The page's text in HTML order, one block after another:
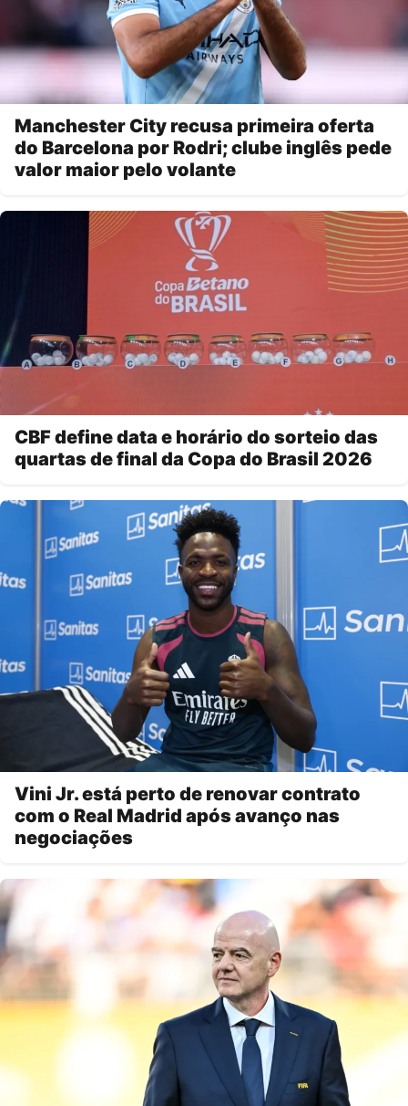
Manchester City recusa primeira oferta
do Barcelona por Rodri; clube inglês pede
valor maior pelo volante
CBF define data e horário do sorteio das
quartas de final da Copa do Brasil 2026
Vini Jr. está perto de renovar contrato
com o Real Madrid após avanço nas
negociações